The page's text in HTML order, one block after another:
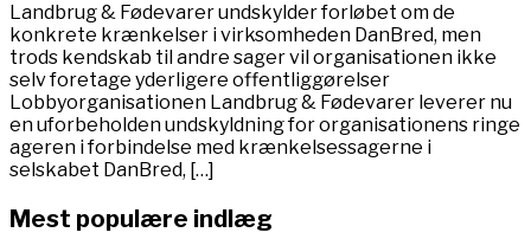
Landbrug & Fødevarer undskylder forløbet om de
konkrete krænkelser i virksomheden DanBred, men
trods kendskab til andre sager vil organisationen ikke
selv foretage yderligere offentliggørelser
Lobbyorganisationen Landbrug & Fødevarer leverer nu
en uforbeholden undskyldning for organisationens ringe
ageren i forbindelse med krænkelsessagerne i
selskabet DanBred, […]
Mest populære indlæg